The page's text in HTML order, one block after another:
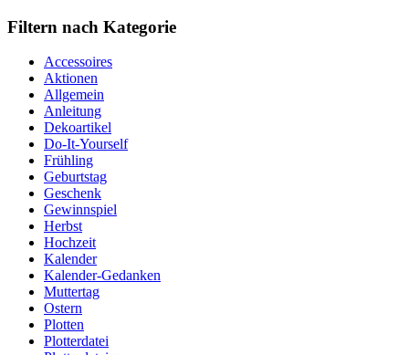
Filtern nach Kategorie
Accessoires
Aktionen
Allgemein
Anleitung
Dekoartikel
Do-It-Yourself
Frühling
Geburtstag
Geschenk
Gewinnspiel
Herbst
Hochzeit
Kalender
Kalender-Gedanken
Muttertag
Ostern
Plotten
Plotterdatei